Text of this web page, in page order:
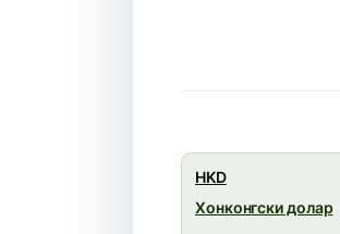
HKD
Хонконгски долар